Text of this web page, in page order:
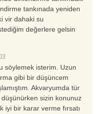
tankınada yeniden
vir dahaki su
değerlere gelsin
söylemek isterim. Uzun
gibi bir düşüncem
Akvaryumda tür
sizin konunuz
iyi bir karar verme fırsatı